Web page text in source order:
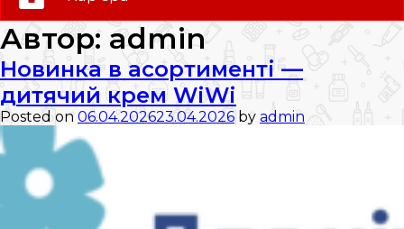
Слідкуй за нами:
Автор: admin
Новинка в асортименті —
дитячий крем WiWi
Posted on 06.04.202623.04.2026 by admin